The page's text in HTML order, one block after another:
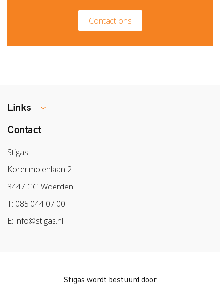
Contact ons
Links
Colland
Sazas
BPL
Arbeidsmarkt
Contact
Stigas
Korenmolenlaan 2
3447 GG Woerden
T: 085 044 07 00
E: info@stigas.nl
Stigas wordt bestuurd door